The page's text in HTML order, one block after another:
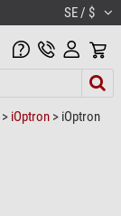
SE / $
> iOptron > iOptron